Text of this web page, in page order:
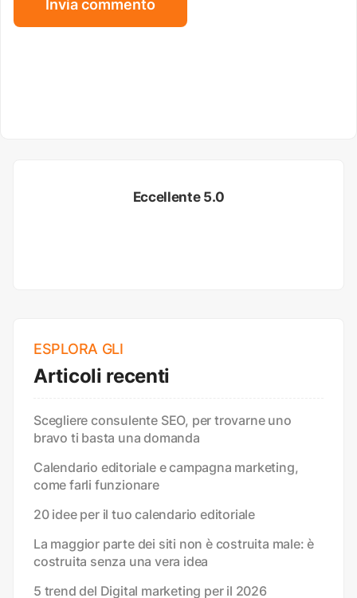
Eccellente 5.0
ESPLORA GLI
Articoli recenti
Scegliere consulente SEO, per trovarne uno
bravo ti basta una domanda
Calendario editoriale e campagna marketing,
come farli funzionare
20 idee per il tuo calendario editoriale
La maggior parte dei siti non è costruita male: è
costruita senza una vera idea
5 trend del Digital marketing per il 2026